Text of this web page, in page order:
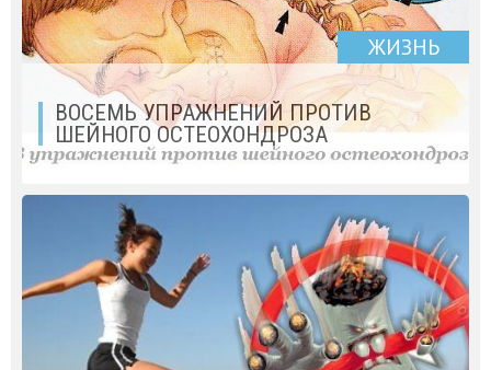
ЖИЗНЬ
ВОСЕМЬ УПРАЖНЕНИЙ ПРОТИВ
ШЕЙНОГО ОСТЕОХОНДРОЗА